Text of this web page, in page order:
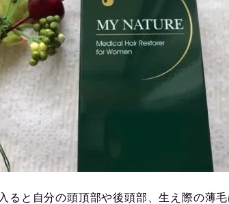
ると自分の頭頂部や後頭部、生え際の薄